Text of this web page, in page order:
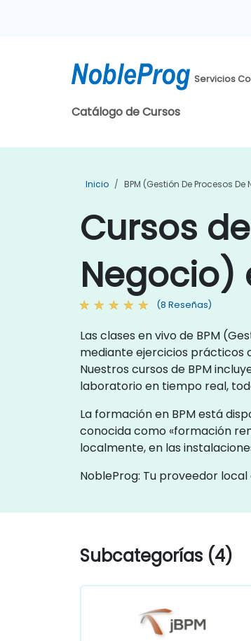
Servicios
Catálogo de Cursos
Inicio BPM (Gestión De Procesos
Cursos
Negocio)
(8 Reseñas)
Las clases en vivo de BPM
mediante ejercicios prácticos
Nuestros cursos de BPM
laboratorio en tiempo real,
La formación en BPM está
conocida como «formación
localmente, en las
NobleProg: Tu proveedor
Subcategorías (4)